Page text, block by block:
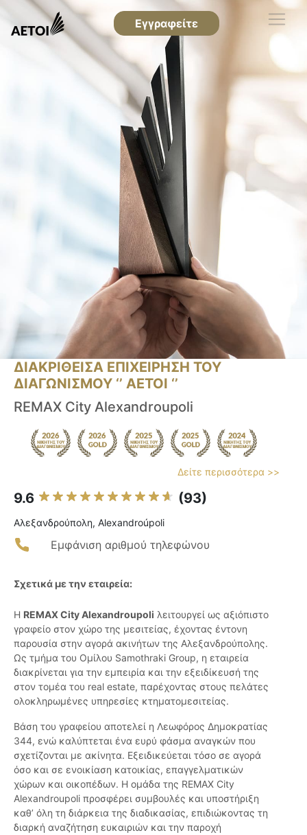
Εγγραφείτε
ΔΙΑΚΡΙΘΕΙΣΑ ΕΠΙΧΕΙΡΗΣΗ ΤΟΥ
ΔΙΑΓΩΝΙΣΜΟΥ ‘’ ΑΕΤΟΙ ‘’
REMAX City Alexandroupoli
Δείτε περισσότερα >>
9.6 (93)
Αλεξανδρούπολη, Alexandroúpoli
Εμφάνιση αριθμού τηλεφώνου
Σχετικά με την εταιρεία:
Η REMAX City Alexandroupoli λειτουργεί ως αξιόπιστο
γραφείο στον χώρο της μεσιτείας, έχοντας έντονη
παρουσία στην αγορά ακινήτων της Αλεξανδρούπολης.
Ως τμήμα του Ομίλου Samothraki Group, η εταιρεία
διακρίνεται για την εμπειρία και την εξειδίκευσή της
στον τομέα του real estate, παρέχοντας στους πελάτες
ολοκληρωμένες υπηρεσίες κτηματομεσιτείας.
Βάση του γραφείου αποτελεί η Λεωφόρος Δημοκρατίας
344, ενώ καλύπτεται ένα ευρύ φάσμα αναγκών που
σχετίζονται με ακίνητα. Εξειδικεύεται τόσο σε αγορά
όσο και σε ενοικίαση κατοικίας, επαγγελματικών
χώρων και οικοπέδων. Η ομάδα της REMAX City
Alexandroupoli προσφέρει συμβουλές και υποστήριξη
καθ’ όλη τη διάρκεια της διαδικασίας, επιδιώκοντας τη
διαρκή αναζήτηση ευκαιριών και την παροχή